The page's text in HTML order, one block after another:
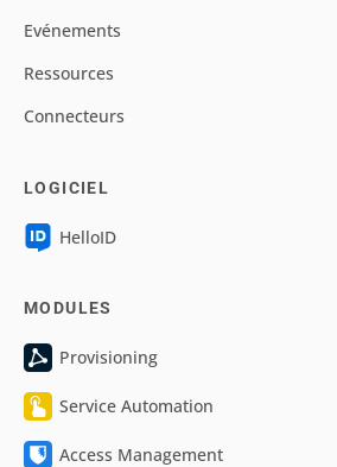
Evénements
Ressources
Connecteurs
LOGICIEL
HelloID
MODULES
Provisioning
Service Automation
Access Management